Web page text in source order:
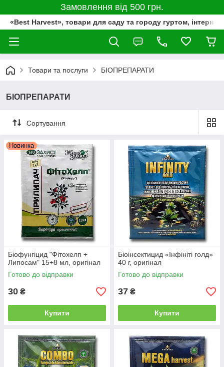
Замовлення від 500 грн.
«Best Harvest», товари для саду та городу гуртом,
Товари та послуги БІОПРЕПАРАТИ
БІОПРЕПАРАТИ
Сортування
Новинка
Біофунгіцид "Фітохелп +
Липосам" 15+8 мл, оригінал
Готово до відправки
30 ₴
Купити
Біоінсектицид «Інфініті голд»
40 г, оригінал
Готово до відправки
37 ₴
Купити